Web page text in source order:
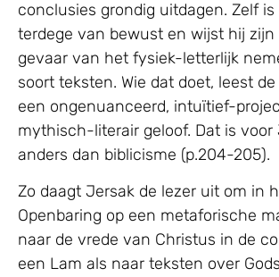
conclusies grondig uitdagen. Zelf
terdege van bewust en wijst hij zijn
gevaar van het fysiek-letterlijk
soort teksten. Wie dat doet, leest
een ongenuanceerd, intuïtief-
mythisch-literair geloof. Dat is voor
anders dan biblicisme (p.204-205).
Zo daagt Jersak de lezer uit om in
Openbaring op een metaforische
naar de vrede van Christus in de
een Lam als naar teksten over